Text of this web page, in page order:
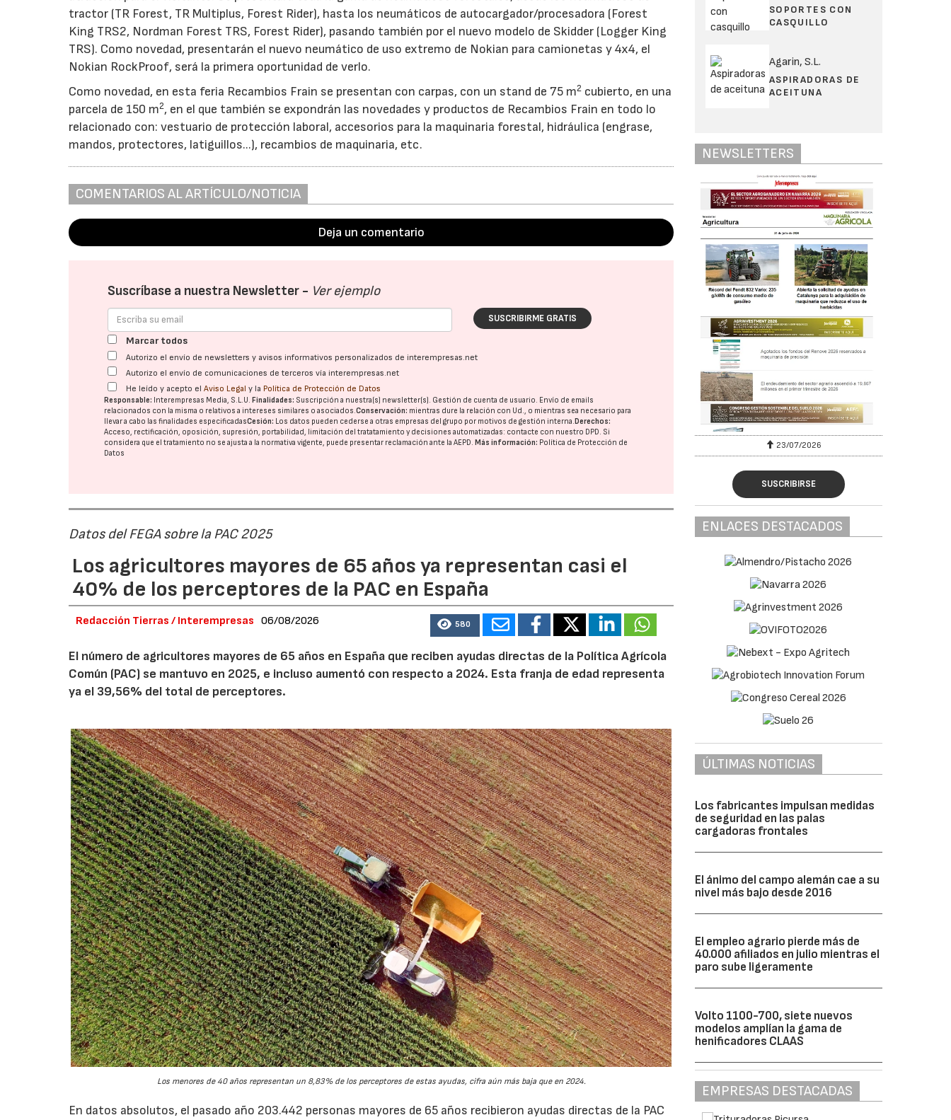
tractor (TR Forest, TR Multiplus, Forest Rider), hasta los neumáticos de autocargador/procesadora (Forest
King TRS2, Nordman Forest TRS, Forest Rider), pasando también por el nuevo modelo de Skidder (Logger King
TRS). Como novedad, presentarán el nuevo neumático de uso extremo de Nokian para camionetas y 4x4, el
Nokian RockProof, será la primera oportunidad de verlo.
Como novedad, en esta feria Recambios Frain se presentan con carpas, con un stand de 75 m2 cubierto, en una
parcela de 150 m2, en el que también se expondrán las novedades y productos de Recambios Frain en todo lo
relacionado con: vestuario de protección laboral, accesorios para la maquinaria forestal, hidráulica (engrase,
mandos, protectores, latiguillos...), recambios de maquinaria, etc.
COMENTARIOS AL ARTÍCULO/NOTICIA
Deja un comentario
Suscríbase a nuestra Newsletter - Ver ejemplo
SUSCRIBIRME GRATIS
Marcar todos
Autorizo el envío de newsletters y avisos informativos personalizados de interempresas.net
Autorizo el envío de comunicaciones de terceros vía interempresas.net
He leído y acepto elAviso Legal y la Política de Protección de Datos
Responsable: Interempresas Media, S.L.U.Finalidades: Suscripción a nuestra(s) newsletter(s). Gestión de cuenta de usuario. Envío de emails
relacionados con la misma o relativos a intereses similares o asociados.Conservación: mientras dure la relación con Ud., o mientras sea necesario para
llevar a cabo las finalidades especificadasCesión: Los datos pueden cederse a otras empresas del grupo por motivos de gestión interna.Derechos:
Acceso, rectificación, oposición, supresión, portabilidad, limitación del tratatamiento y decisiones automatizadas: contacte con nuestro DPD. Si
considera que el tratamiento no se ajusta a la normativa vigente, puede presentar reclamación ante laAEPD.Más información: Política de Protección de
Datos
Datos del FEGA sobre la PAC 2025
Los agricultores mayores de 65 años ya representan casi el
40% de los perceptores de la PAC en España
Redacción Tierras / Interempresas 06/08/2026 580
El número de agricultores mayores de 65 años en España que reciben ayudas directas de la Política Agrícola
Común (PAC) se mantuvo en 2025, e incluso aumentó con respecto a 2024. Esta franja de edad representa
ya el 39,56% del total de perceptores.
Los menores de 40 años representan un 8,83% de los perceptores de estas ayudas, cifra aún más baja que en 2024.
En datos absolutos, el pasado año 203.442 personas mayores de 65 años recibieron ayudas directas de la PAC
SOPORTES CON
CASQUILLO
Agarin, S.L.
ASPIRADORAS DE
ACEITUNA
NEWSLETTERS
23/07/2026 27/07/2026 23/07/2026
SUSCRIBIRSE
ENLACES DESTACADOS
ÚLTIMAS NOTICIAS
Los fabricantes impulsan medidas
de seguridad en las palas
cargadoras frontales
El ánimo del campo alemán cae a su
nivel más bajo desde 2016
El empleo agrario pierde más de
40.000 afiliados en julio mientras el
paro sube ligeramente
Volto 1100-700, siete nuevos
modelos amplían la gama de
henificadores CLAAS
EMPRESAS DESTACADAS